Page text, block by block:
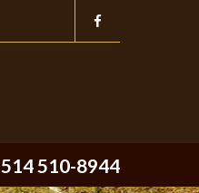
514 510-8944